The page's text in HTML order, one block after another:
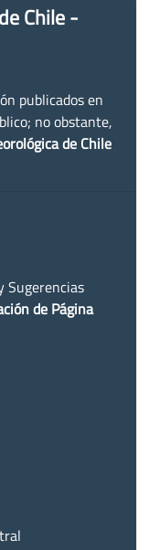
Chile -
publicados en
no obstante,
de Chile
Sugerencias
de Página